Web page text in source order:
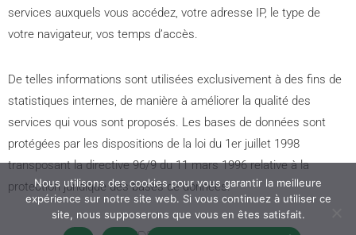
© FNOSP - 2022
services auxquels vous accédez, votre adresse IP, le type de
votre navigateur, vos temps d’accès.
De telles informations sont utilisées exclusivement à des fins de
statistiques internes, de manière à améliorer la qualité des
services qui vous sont proposés. Les bases de données sont
protégées par les dispositions de la loi du 1er juillet 1998
transposant la directive 96/9 du 11 mars 1996 relative à la
protection juridique des bases de données.
Nous utilisons des cookies pour vous garantir la meilleure
expérience sur notre site web. Si vous continuez à utiliser ce
site, nous supposerons que vous en êtes satisfait.